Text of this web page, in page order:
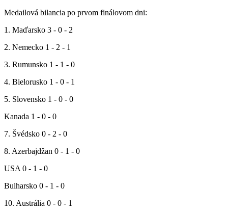
Medailová bilancia po prvom finálovom dni:
1. Maďarsko 3 - 0 - 2
2. Nemecko 1 - 2 - 1
3. Rumunsko 1 - 1 - 0
4. Bielorusko 1 - 0 - 1
5. Slovensko 1 - 0 - 0
Kanada 1 - 0 - 0
7. Švédsko 0 - 2 - 0
8. Azerbajdžan 0 - 1 - 0
USA 0 - 1 - 0
Bulharsko 0 - 1 - 0
10. Austrália 0 - 0 - 1